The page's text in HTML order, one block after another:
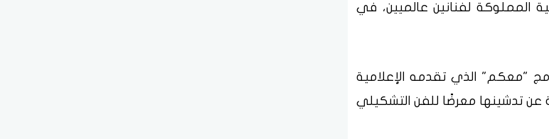
المملوكة لفنانين عالميين، في
"معكم" الذي تقدمه الإعلامية
الحلقة عن تدشينها معرضًا للفن التشكيلي